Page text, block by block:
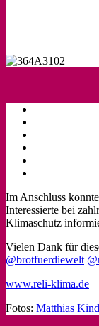
Im Anschluss
Interessierte bei
Klimaschutz
Vielen Dank für
@brotfuerdiewelt
www.reli-klima.de
Fotos: Matthias